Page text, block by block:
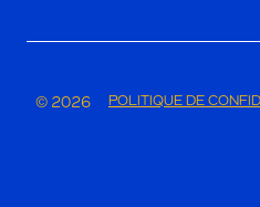
© 2026 POLITIQUE DE